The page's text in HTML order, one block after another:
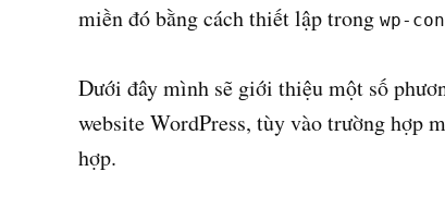
miền đó bằng cách thiết lập trong wp-
Dưới đây mình sẽ giới thiệu một số
website WordPress, tùy vào trường hợp
hợp.